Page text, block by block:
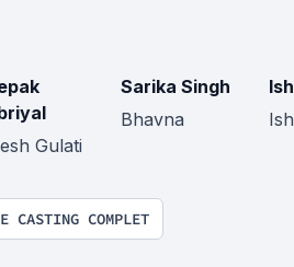
Gulati
Sarika Singh
Bhavna
CASTING COMPLET